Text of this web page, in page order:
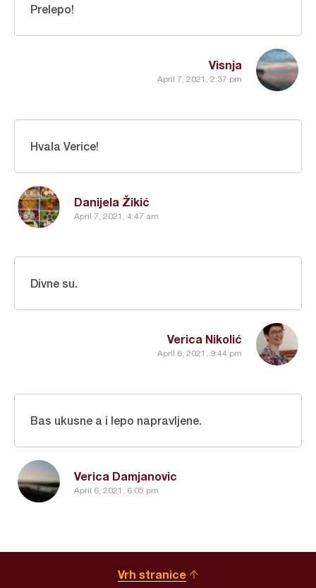
Visnja
April 7, 2021, 2:37 pm
Prelepo!
Danijela Žikić
April 7, 2021, 4:47 am
Hvala Verice!
Verica Nikolić
April 6, 2021, 9:44 pm
Divne su.
Verica Damjanovic
April 6, 2021, 6:05 pm
Bas ukusne a i lepo napravljene.
Vrh stranice